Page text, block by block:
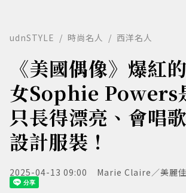
udnSTYLE 時尚名人 西洋名人
《美國偶像》爆紅
女Sophie Powers
只長得漂亮、會唱
設計服裝！
2025-04-13 09:00 Marie Claire／美麗